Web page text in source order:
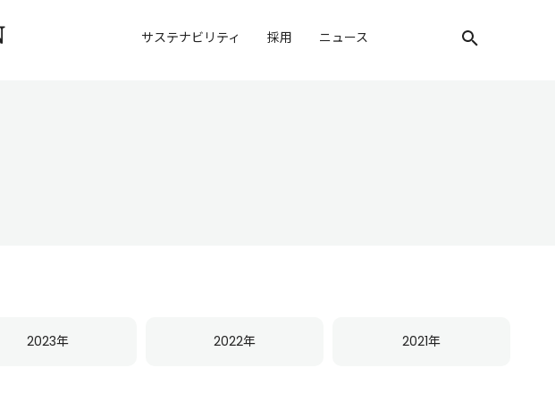
サステナビリティ 採用 ニュース
検索キーワード
2023年 2022年 2021年